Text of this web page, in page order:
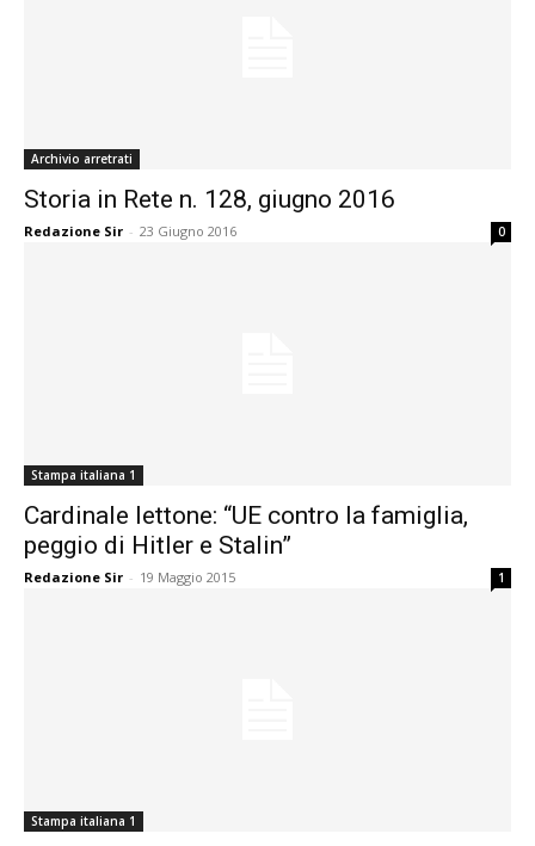
Archivio arretrati
Storia in Rete n. 128, giugno 2016
Redazione Sir - 23 Giugno 2016 0
Stampa italiana 1
Cardinale lettone: “UE contro la famiglia,
peggio di Hitler e Stalin”
Redazione Sir - 19 Maggio 2015 1
Stampa italiana 1